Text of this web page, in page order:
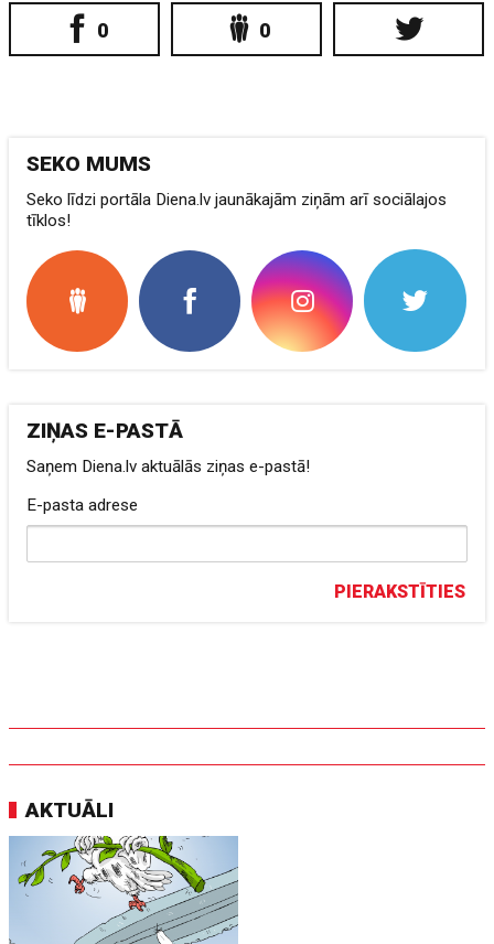
0 0
SEKO MUMS
Seko līdzi portāla Diena.lv jaunākajām ziņām arī sociālajos
tīklos!
ZIŅAS E-PASTĀ
Saņem Diena.lv aktuālās ziņas e-pastā!
E-pasta adrese
PIERAKSTĪTIES
AKTUĀLI